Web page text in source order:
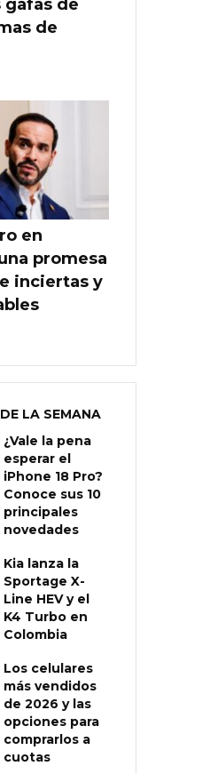
gafas de
de
en
promesa
inciertas y
LA SEMANA
¿Vale la pena
esperar el
iPhone 18 Pro?
Conoce sus 10
principales
novedades
Kia lanza la
Sportage X-
Line HEV y el
K4 Turbo en
Colombia
Los celulares
más vendidos
de 2026 y las
opciones para
comprarlos a
cuotas